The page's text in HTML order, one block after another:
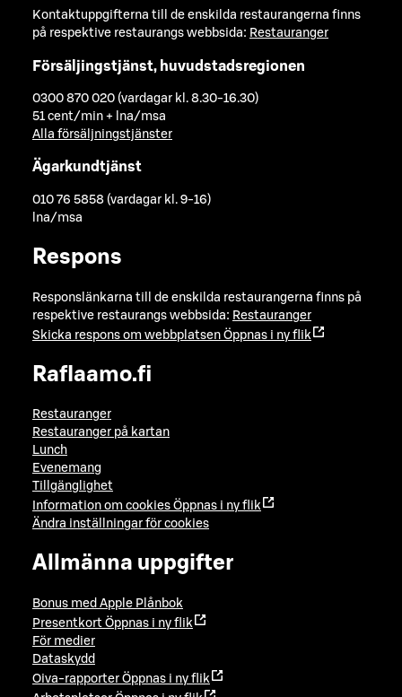
Kontaktuppgifterna till de enskilda restaurangerna finns
på respektive restaurangs webbsida: Restauranger
Försäljingstjänst, huvudstadsregionen
0300 870 020 (vardagar kl. 8.30-16.30)
51 cent/min + lna/msa
Alla försäljningstjänster
Ägarkundtjänst
010 76 5858 (vardagar kl. 9-16)
lna/msa
Respons
Responslänkarna till de enskilda restaurangerna finns på
respektive restaurangs webbsida: Restauranger
Skicka respons om webbplatsen Öppnas i ny flik
Raflaamo.fi
Restauranger
Restauranger på kartan
Lunch
Evenemang
Tillgänglighet
Information om cookies Öppnas i ny flik
Ändra inställningar för cookies
Allmänna uppgifter
Bonus med Apple Plånbok
Presentkort Öppnas i ny flik
För medier
Dataskydd
Oiva-rapporter Öppnas i ny flik